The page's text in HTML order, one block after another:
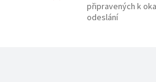
připravených k
odeslání